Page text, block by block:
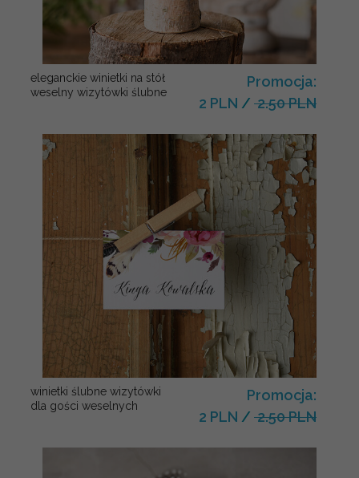
eleganckie winietki na stół
weselny wizytówki ślubne
Promocja:
2 PLN / 2.50 PLN
winietki ślubne wizytówki
dla gości weselnych
Promocja:
2 PLN / 2.50 PLN